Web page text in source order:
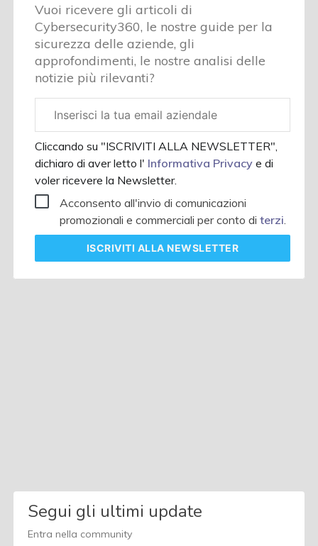
Vuoi ricevere gli articoli di
Cybersecurity360, le nostre guide per la
sicurezza delle aziende, gli
approfondimenti, le nostre analisi delle
notizie più rilevanti?
aziendale
Cliccando su "ISCRIVITI ALLA NEWSLETTER",
dichiaro di aver letto l' Informativa Privacye di
voler ricevere la Newsletter.
Acconsento all'invio di comunicazioni
promozionali e commerciali per conto diterzi
ISCRIVITI ALLA NEWSLETTER
Segui gli ultimi update
Entra nella community